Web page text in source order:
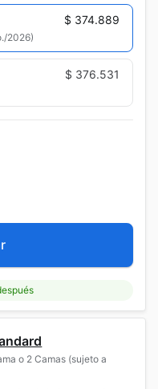
$ 374.889
2026)
$ 376.531
o 2 Camas (sujeto a